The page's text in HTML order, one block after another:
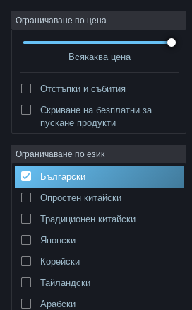
Вписване
Относно
Поддръжка
Смяна на езика
Ограничаване по цена
Всякаква цена
Отстъпки и събития
Скриване на безплатни за
пускане продукти
Ограничаване по език
Български
Опростен китайски
Традиционен китайски
Японски
Корейски
Тайландски
Арабски
Разработчик: Polytron Corporation
Сортиране по Съответстване
0 резултата съответстват на търсенето Ви.
1 заглавие беше изключено спрямо